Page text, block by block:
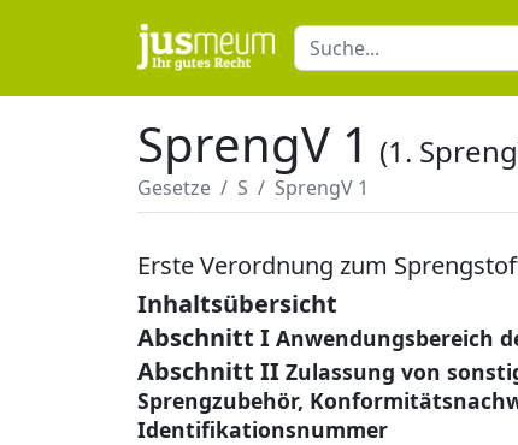
SprengV 1 (1.
Gesetze S SprengV 1
Erste Verordnung zum
Inhaltsübersicht
Abschnitt I Anwendungsbereich
Abschnitt II Zulassung von
Sprengzubehör,
Identifikationsnummer